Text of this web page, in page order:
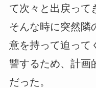
て次々と出戻って
そんな時に突然隣
意を持って迫って
讐するため、計画
だった。